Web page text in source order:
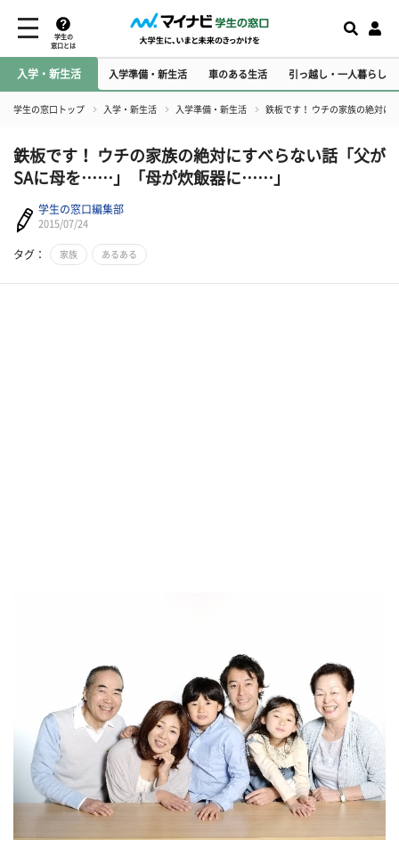
学生の
窓口とは
入学・新生活 入学準備・新生活 車のある生活 引っ越し・一人暮らし
学生の窓口トップ 入学・新生活 入学準備・新生活 鉄板です！ ウチの家族の絶対
鉄板です！ ウチの家族の絶対にすべらない話「父が
SAに母を……」「母が炊飯器に……」
学生の窓口編集部
2015/07/24
タグ： 家族 あるある